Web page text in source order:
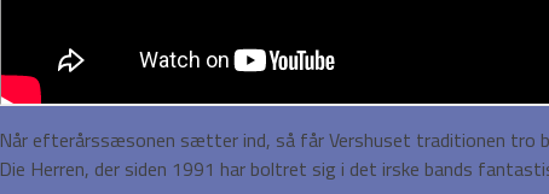
Når efterårssæsonen sætter ind, så får Vershuset traditionen tro
Die Herren, der siden 1991 har boltret sig i det irske bands